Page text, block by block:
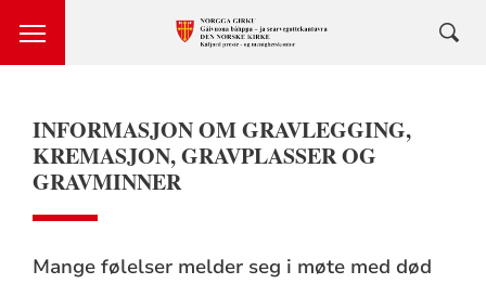
INFORMASJON OM GRAVLEGGING,
KREMASJON, GRAVPLASSER OG
GRAVMINNER
Mange følelser melder seg i møte med død